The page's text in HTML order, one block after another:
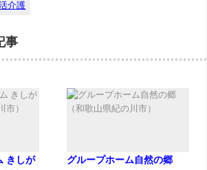
介護
事
きしが グループホーム自然の郷